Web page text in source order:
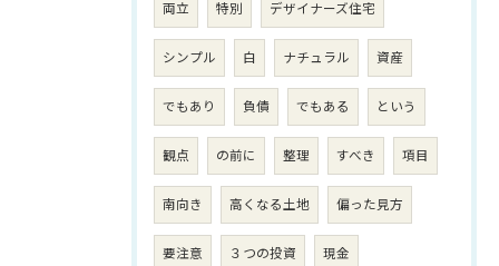
両立 特別 デザイナーズ住宅
シンプル 白 ナチュラル 資産
でもあり 負債 でもある という
観点 の前に 整理 すべき 項目
南向き 高くなる土地 偏った見方
要注意 ３つの投資 現金